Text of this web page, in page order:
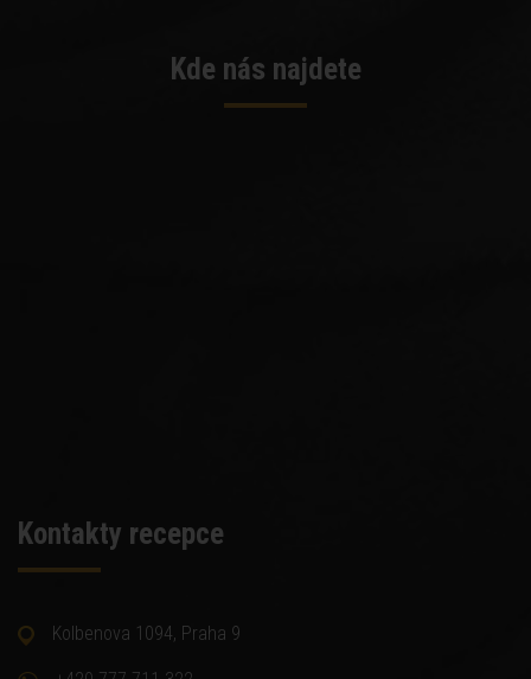
Kde nás najdete
Kontakty recepce
Kolbenova 1094, Praha 9